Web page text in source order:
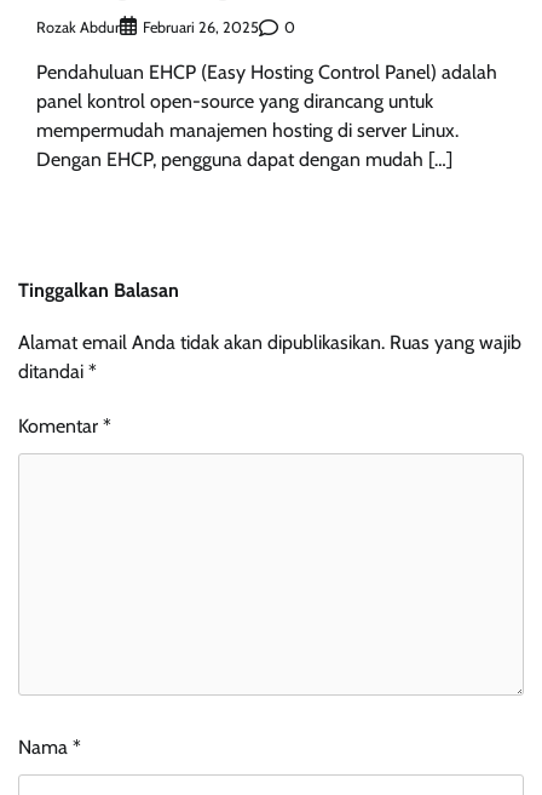
Rozak Abdur Februari 26, 2025 0
Pendahuluan EHCP (Easy Hosting Control Panel) adalah
panel kontrol open-source yang dirancang untuk
mempermudah manajemen hosting di server Linux.
Dengan EHCP, pengguna dapat dengan mudah […]
Tinggalkan Balasan
Alamat email Anda tidak akan dipublikasikan. Ruas yang wajib
ditandai *
Komentar *
Nama *